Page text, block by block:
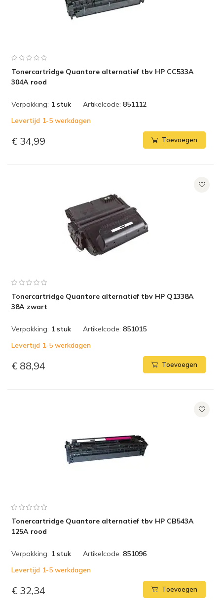
Tonercartridge Quantore alternatief tbv HP CC533A
304A rood
Verpakking: 1 stuk Artikelcode: 851112
Levertijd 1-5 werkdagen
€ 34,99 Toevoegen
Tonercartridge Quantore alternatief tbv HP Q1338A
38A zwart
Verpakking: 1 stuk Artikelcode: 851015
Levertijd 1-5 werkdagen
€ 88,94 Toevoegen
Tonercartridge Quantore alternatief tbv HP CB543A
125A rood
Verpakking: 1 stuk Artikelcode: 851096
Levertijd 1-5 werkdagen
€ 32,34 Toevoegen